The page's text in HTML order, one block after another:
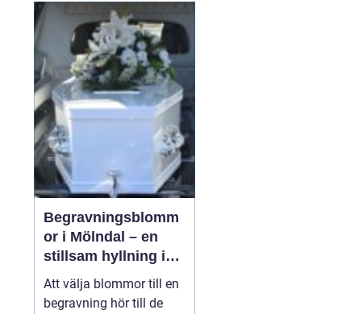
lyhördhet och atmosfär
väger lika tungt. I en
stad som Kristianstad
finns många alternativ,
men hur skiljer man ut
de...
Begravningsblomm
or i Mölndal – en
stillsam hyllning i
livets svåraste
stund
Att välja blommor till en
begravning hör till de